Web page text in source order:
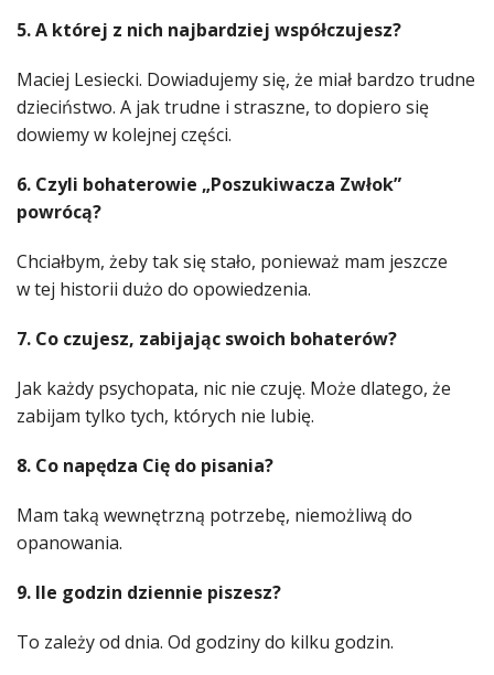
5. A której z nich najbardziej współczujesz?
Maciej Lesiecki. Dowiadujemy się, że miał bardzo trudne
dzieciństwo. A jak trudne i straszne, to dopiero się
dowiemy w kolejnej części.
6. Czyli bohaterowie „Poszukiwacza Zwłok”
powrócą?
Chciałbym, żeby tak się stało, ponieważ mam jeszcze
w tej historii dużo do opowiedzenia.
7. Co czujesz, zabijając swoich bohaterów?
Jak każdy psychopata, nic nie czuję. Może dlatego, że
zabijam tylko tych, których nie lubię.
8. Co napędza Cię do pisania?
Mam taką wewnętrzną potrzebę, niemożliwą do
opanowania.
9. Ile godzin dziennie piszesz?
To zależy od dnia. Od godziny do kilku godzin.